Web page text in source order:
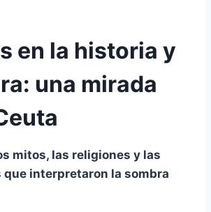
en la historia y
una mirada
mitos, las religiones y las
interpretaron la sombra